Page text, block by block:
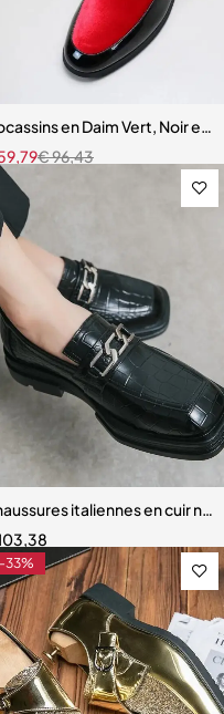
hommesen Daim Vert, Noir et
€96,43
italiennes en cuir
-33%